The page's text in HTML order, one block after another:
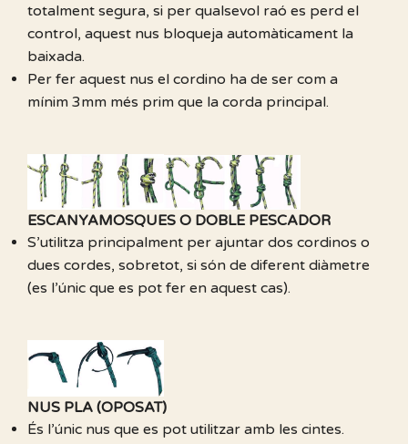
totalment segura, si per qualsevol raó es perd el
control, aquest nus bloqueja automàticament la
baixada.
Per fer aquest nus el cordino ha de ser com a
mínim 3mm més prim que la corda principal.
ESCANYAMOSQUES O DOBLE PESCADOR
S’utilitza principalment per ajuntar dos cordinos o
dues cordes, sobretot, si són de diferent diàmetre
(es l’únic que es pot fer en aquest cas).
NUS PLA (OPOSAT)
És l’únic nus que es pot utilitzar amb les cintes.